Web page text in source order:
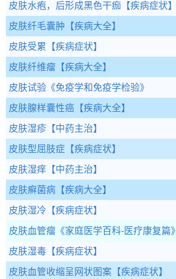
皮肤水疱，后形成黑色干痂 【疾病症状】
皮肤纤毛囊肿 【疾病大全】
皮肤受累 【疾病症状】
皮肤纤维瘤 【疾病大全】
皮肤试验 《免疫学和免疫学检验》
皮肤腺样囊性癌 【疾病大全】
皮肤湿疹 【中药主治】
皮肤型屈肢症 【疾病症状】
皮肤湿痒 【中药主治】
皮肤癣菌病 【疾病大全】
皮肤湿冷 【疾病症状】
皮肤血管瘤 《家庭医学百科-医疗康复篇》
皮肤湿毒 【疾病症状】
皮肤血管收缩呈网状图案 【疾病症状】